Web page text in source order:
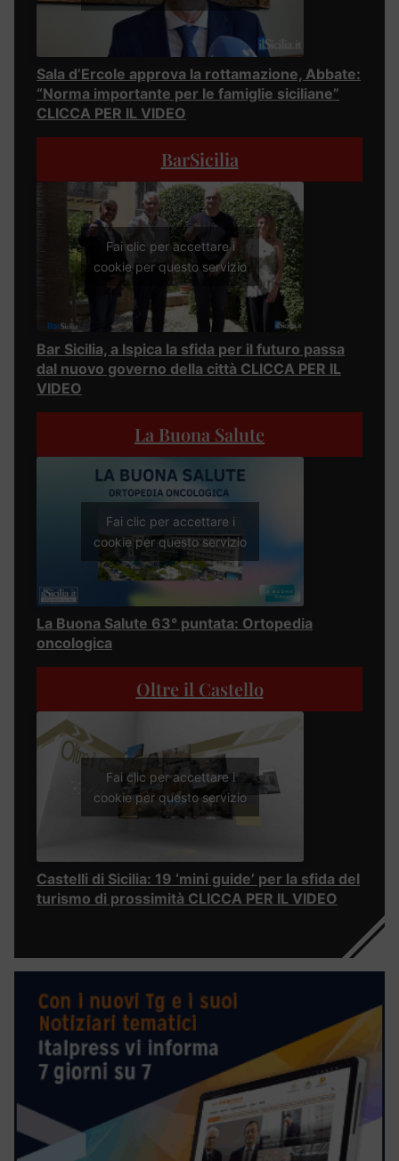
Sala d’Ercole approva la rottamazione, Abbate:
“Norma importante per le famiglie siciliane”
CLICCA PER IL VIDEO
BarSicilia
Fai clic per accettare i
cookie per questo servizio
Bar Sicilia, a Ispica la sfida per il futuro passa
dal nuovo governo della città CLICCA PER IL
VIDEO
La Buona Salute
Fai clic per accettare i
cookie per questo servizio
La Buona Salute 63° puntata: Ortopedia
oncologica
Oltre il Castello
Fai clic per accettare i
cookie per questo servizio
Castelli di Sicilia: 19 ‘mini guide’ per la sfida del
turismo di prossimità CLICCA PER IL VIDEO